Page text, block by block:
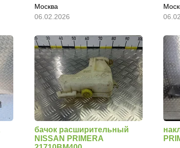
Москва
06.02.2026
бачок расширительный
NISSAN PRIMERA